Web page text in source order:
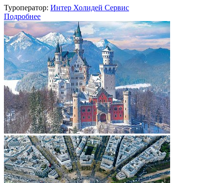
Туроператор: Интер Холидей Сервис
Подробнее